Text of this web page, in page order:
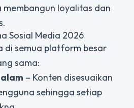
membangun loyalitas dan
Sosial Media 2026
di semua platform besar
sama:
– Konten disesuaikan
sehingga setiap